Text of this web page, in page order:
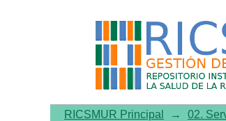
Listar 02.09.03.
RICSMUR Principal → 02.